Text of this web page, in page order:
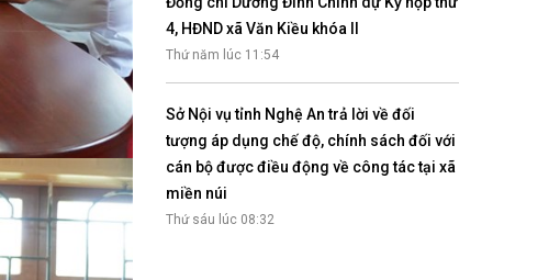
4, HĐND xã Văn Kiều khóa II
Thứ năm lúc 11:54
Sở Nội vụ tỉnh Nghệ An trả lời về đối
tượng áp dụng chế độ, chính sách đối với
cán bộ được điều động về công tác tại xã
miền núi
Thứ sáu lúc 08:32